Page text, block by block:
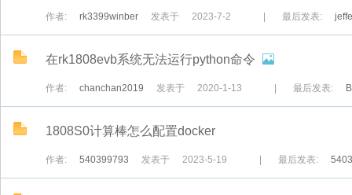
作者: rk3399winber 发表于 2023-7-2 最后发表:
在rk1808evb系统无法运行python命令
作者: chanchan2019 发表于 2020-1-13 最后发表:
1808S0计算棒怎么配置docker
作者: 540399793 发表于 2023-5-19 最后发表: